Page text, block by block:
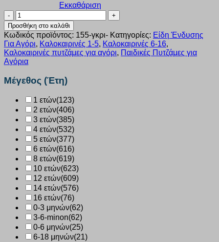
Εκκαθάριση
Πυζάμα
αγόρι
Nina
club
“Sonic”
γκρι
155
ποσότητα
Προσθήκη στο καλάθι
Κωδικός προϊόντος: 155-γκρι- Κατηγορίες: Είδη Ένδυσης
Για Αγόρι, Καλοκαιρινές 1-5, Καλοκαιρινές 6-16,
Καλοκαιρινές πυτζάμες για αγόρι, Παιδικές Πυτζάμες για
Αγόρια
Μέγεθος (Έτη)
1 ετών(123)
2 ετών(406)
3 ετών(385)
4 ετών(532)
5 ετών(377)
6 ετών(616)
8 ετών(619)
10 ετών(623)
12 ετών(609)
14 ετών(576)
16 ετών(76)
0-3 μηνών(62)
3-6-minon(62)
0-6 μηνών(25)
6-18 μηνών(21)